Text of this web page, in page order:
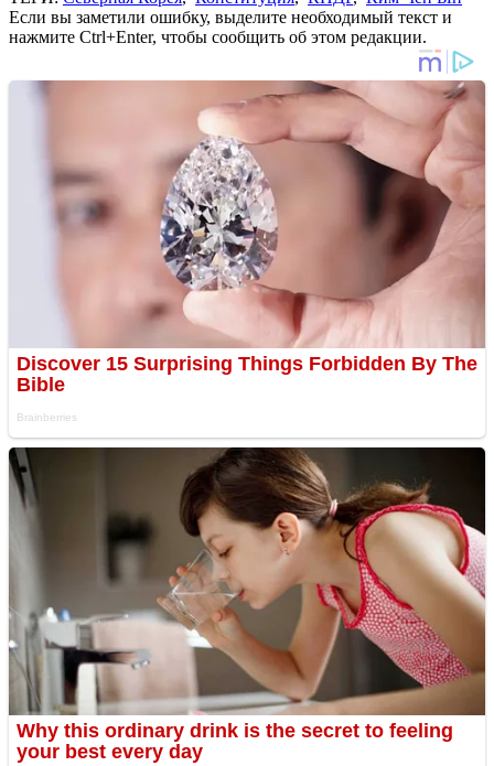
Если вы заметили ошибку, выделите необходимый текст и
нажмите Ctrl+Enter, чтобы сообщить об этом редакции.